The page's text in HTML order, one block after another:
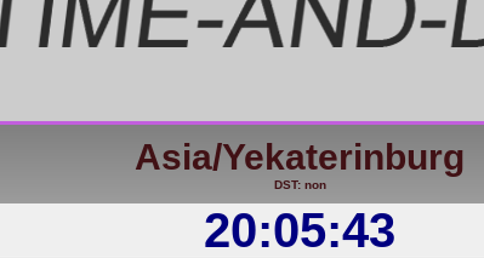
Asia/Yekaterinburg
DST: non
20:05:43